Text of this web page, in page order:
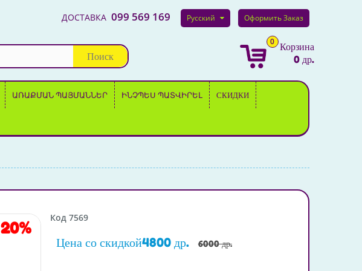
ДОСТАВКА 099 569 169 Русский Оформить Заказ
Поиск
0 Корзина
0 др.
ԱՌԱՔՄԱՆ ՊԱՅՄԱՆՆԵՐ ԻՆՉՊԵՍ ՊԱՏՎԻՐԵԼ СКИДКИ
20%
Код 7569
Цена со скидкой4800 др. 6000 др.